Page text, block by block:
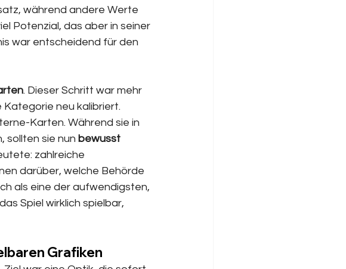
während andere Werte
Potenzial, das aber in seiner
war entscheidend für den
. Dieser Schritt war mehr
neu kalibriert.
Karten. Während sie in
sollten sie nun bewusst
zahlreiche
darüber, welche Behörde
als eine der aufwendigsten,
Spiel wirklich spielbar,
Grafiken